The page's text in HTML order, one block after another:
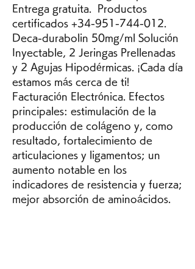
Entrega gratuita. ️ Productos
certificados +34-951-744-012.
Deca-durabolin 50mg/ml Solución
Inyectable, 2 Jeringas Prellenadas
y 2 Agujas Hipodérmicas. ¡Cada día
estamos más cerca de ti!
Facturación Electrónica. Efectos
principales: estimulación de la
producción de colágeno y, como
resultado, fortalecimiento de
articulaciones y ligamentos; un
aumento notable en los
indicadores de resistencia y fuerza;
mejor absorción de aminoácidos.